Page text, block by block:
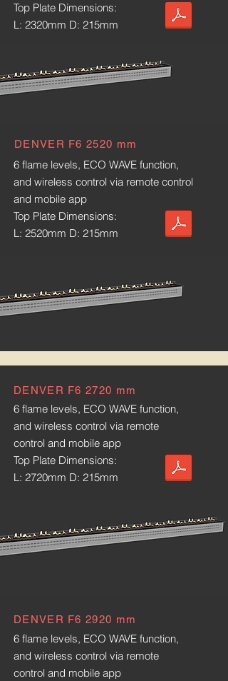
Top Plate Dimensions:
L: 2320mm D: 215mm
DENVER F6 2520 mm
6 flame levels, ECO WAVE function,
and wireless control via remote control
and mobile app
Top Plate Dimensions:
L: 2520mm D: 215mm
DENVER F6 2720 mm
6 flame levels, ECO WAVE function,
and wireless control via remote
control and mobile app
Top Plate Dimensions:
L: 2720mm D: 215mm
DENVER F6 2920 mm
6 flame levels, ECO WAVE function,
and wireless control via remote
control and mobile app